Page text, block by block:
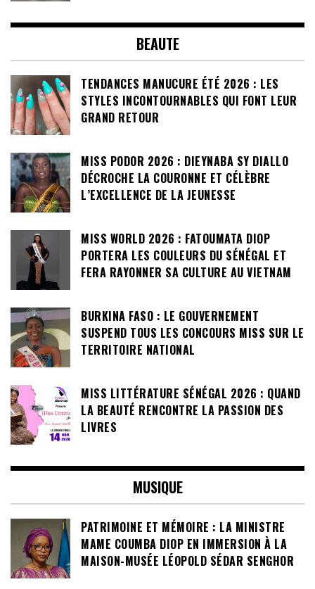
BEAUTE
TENDANCES MANUCURE ÉTÉ 2026 : LES
STYLES INCONTOURNABLES QUI FONT LEUR
GRAND RETOUR
MISS PODOR 2026 : DIEYNABA SY DIALLO
DÉCROCHE LA COURONNE ET CÉLÈBRE
L’EXCELLENCE DE LA JEUNESSE
MISS WORLD 2026 : FATOUMATA DIOP
PORTERA LES COULEURS DU SÉNÉGAL ET
FERA RAYONNER SA CULTURE AU VIETNAM
BURKINA FASO : LE GOUVERNEMENT
SUSPEND TOUS LES CONCOURS MISS SUR LE
TERRITOIRE NATIONAL
MISS LITTÉRATURE SÉNÉGAL 2026 : QUAND
LA BEAUTÉ RENCONTRE LA PASSION DES
LIVRES
MUSIQUE
PATRIMOINE ET MÉMOIRE : LA MINISTRE
MAME COUMBA DIOP EN IMMERSION À LA
MAISON-MUSÉE LÉOPOLD SÉDAR SENGHOR